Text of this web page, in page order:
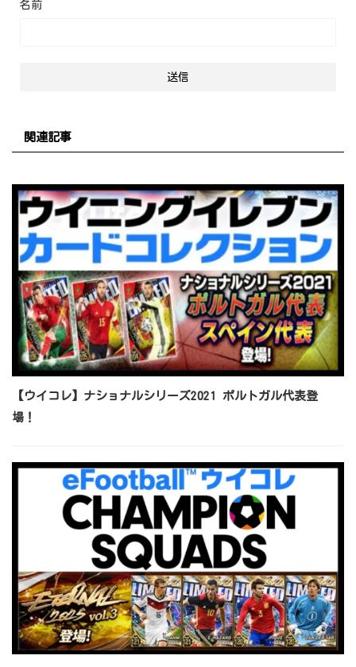
名前
関連記事
【ウイコレ】ナショナルシリーズ2021 ポルトガル代表登
場！